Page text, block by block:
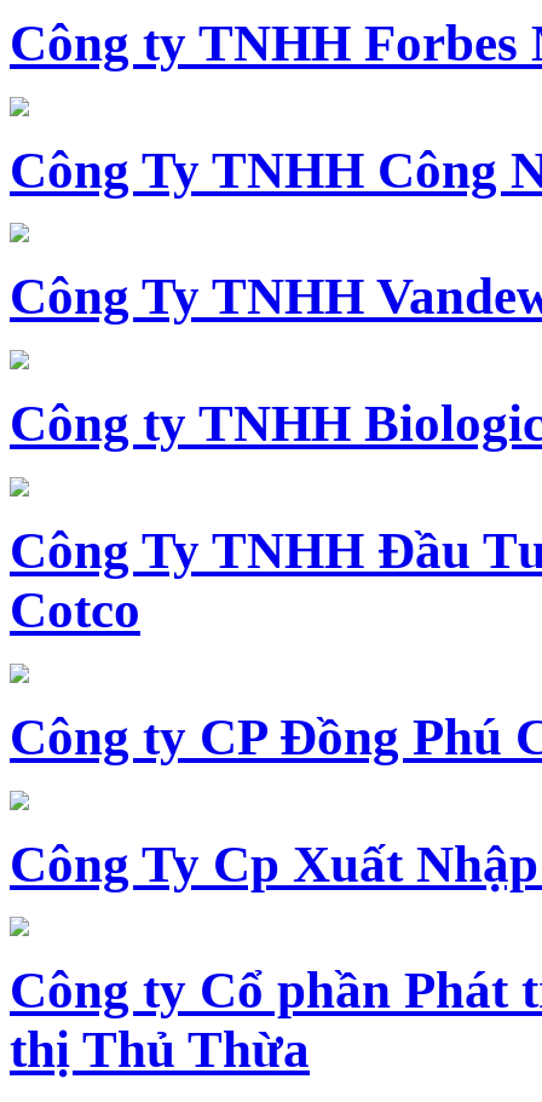
Công ty TNHH
Công Ty TNHH Công
Công Ty TNHH
Công ty TNHH
Công Ty TNHH Đầu
Cotco
Công ty CP Đồng Phú
Công Ty Cp Xuất
Công ty Cổ phần Phát
thị Thủ Thừa